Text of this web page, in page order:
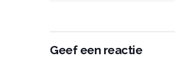
Geef een reactie